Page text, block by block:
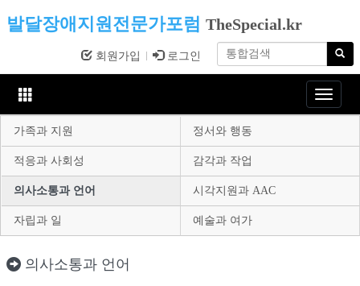
발달장애지원전문가포럼 TheSpecial.kr
회원가입 로그인
Toggle
가족과 지원
정서와 행동
적응과 사회성 감각과 작업
의사소통과 언어 시각지원과 AAC
자립과 일 예술과 여가
의사소통과 언어